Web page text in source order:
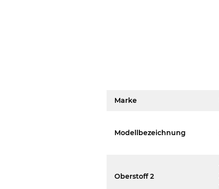
Marke
Modellbezeichnung
Oberstoff 2